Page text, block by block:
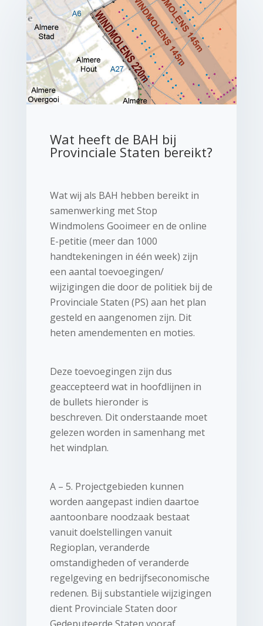
Wat heeft de BAH bij
Provinciale Staten bereikt?
Wat wij als BAH hebben bereikt in
samenwerking met Stop
Windmolens Gooimeer en de online
E-petitie (meer dan 1000
handtekeningen in één week) zijn
een aantal toevoegingen/
wijzigingen die door de politiek bij de
Provinciale Staten (PS) aan het plan
gesteld en aangenomen zijn. Dit
heten amendementen en moties.
Deze toevoegingen zijn dus
geaccepteerd wat in hoofdlijnen in
de bullets hieronder is
beschreven. Dit onderstaande moet
gelezen worden in samenhang met
het windplan.
A – 5. Projectgebieden kunnen
worden aangepast indien daartoe
aantoonbare noodzaak bestaat
vanuit doelstellingen vanuit
Regioplan, veranderde
omstandigheden of veranderde
regelgeving en bedrijfseconomische
redenen. Bij substantiele wijzigingen
dient Provinciale Staten door